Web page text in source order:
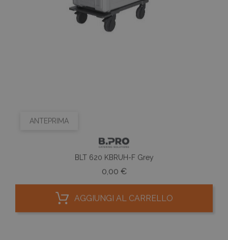
ANTEPRIMA
BLT 620 KBRUH-F Grey
0,00 €Prezzo
AGGIUNGI AL CARRELLO